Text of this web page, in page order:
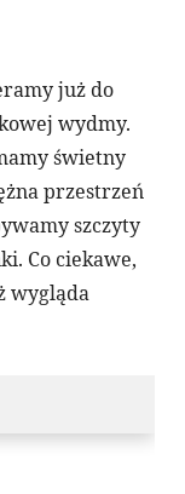
już do
wydmy.
świetny
przestrzeń
szczyty
Co ciekawe,
wygląda